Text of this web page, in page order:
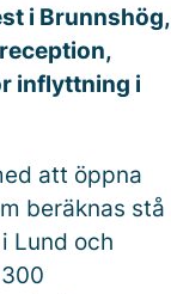
i Brunnshög,
inflyttning i
att öppna
beräknas stå
Lund och